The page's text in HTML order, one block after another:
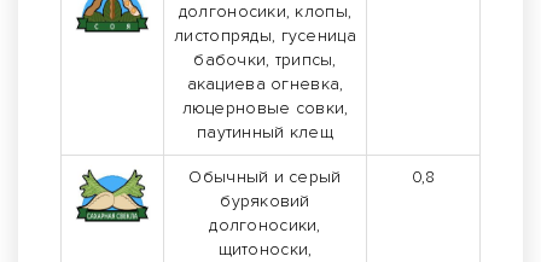
долгоносики, клопы,
листопряды, гусеница
бабочки, трипсы,
акациева огневка,
люцерновые совки,
паутинный клещ
Обычный и серый
буряковий
долгоносики,
щитоноски,
0,8